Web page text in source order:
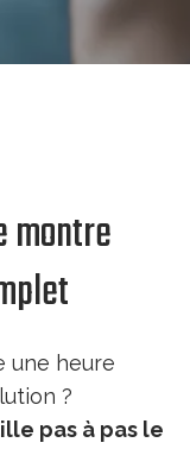
montre
une heure
?
pas à pas le